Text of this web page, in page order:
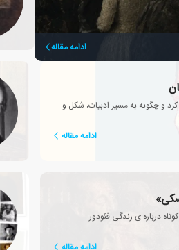
ادامه مقاله
و چگونه به مسیر ادبیات، شکل و
ادامه مقاله
درباره ی زندگی فئودور
ادامه مقاله